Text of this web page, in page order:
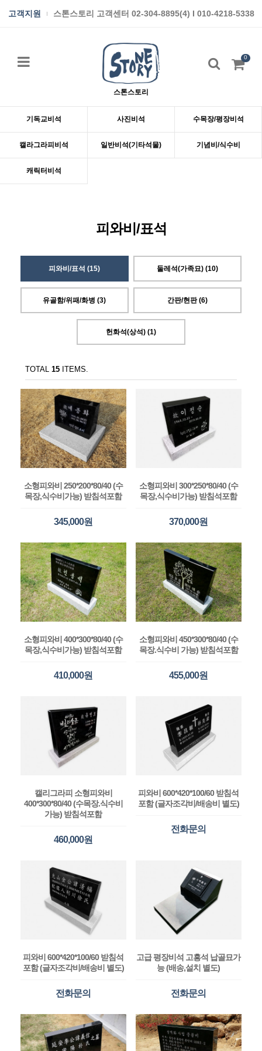
고객지원 스톤스토리 고객센터 02-304-8895(4) I 010-4218-5338
스톤스토리
0
기독교비석 사진비석 수목장/평장비석
캘라그라피비석 일반비석(기타석물) 기념비/식수비
캐릭터비석
피와비/표석
피와비/표석 (15) 둘레석(가족묘) (10)
유골함/위패/화병 (3) 간판/현판 (6)
헌화석(상석) (1)
TOTAL 15ITEMS.
소형피와비 250*200*80/40 (수
목장,식수비가능) 받침석포함
345,000원
소형피와비 300*250*80/40 (수
목장,식수비가능) 받침석포함
370,000원
소형피와비 400*300*80/40 (수
목장,식수비가능) 받침석포함
410,000원
소형피와비 450*300*80/40 (수
목장.식수비 가능) 받침석포함
455,000원
캘리그라피 소형피와비
400*300*80/40 (수목장.식수비
가능) 받침석포함
460,000원
피와비 600*420*100/60 받침석
포함 (글자조각비/배송비 별도)
전화문의
피와비 600*420*100/60 받침석
포함 (글자조각비/배송비 별도)
전화문의
고급 평장비석 고흥석 납골묘가
능 (배송,설치 별도)
전화문의